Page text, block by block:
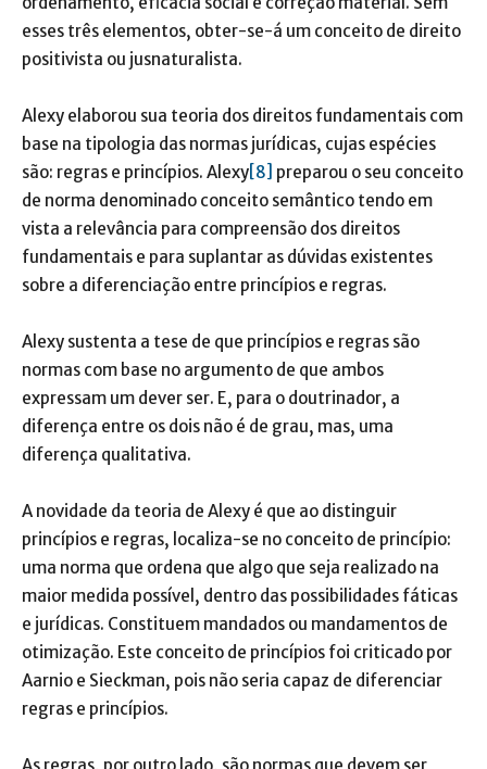
esses três elementos, obter-se-á um conceito de direito
positivista ou jusnaturalista.
Alexy elaborou sua teoria dos direitos fundamentais com
base na tipologia das normas jurídicas, cujas espécies
são: regras e princípios. Alexy[8] preparou o seu conceito
de norma denominado conceito semântico tendo em
vista a relevância para compreensão dos direitos
fundamentais e para suplantar as dúvidas existentes
sobre a diferenciação entre princípios e regras.
Alexy sustenta a tese de que princípios e regras são
normas com base no argumento de que ambos
expressam um dever ser. E, para o doutrinador, a
diferença entre os dois não é de grau, mas, uma
diferença qualitativa.
A novidade da teoria de Alexy é que ao distinguir
princípios e regras, localiza-se no conceito de princípio:
uma norma que ordena que algo que seja realizado na
maior medida possível, dentro das possibilidades fáticas
e jurídicas. Constituem mandados ou mandamentos de
otimização. Este conceito de princípios foi criticado por
Aarnio e Sieckman, pois não seria capaz de diferenciar
regras e princípios.